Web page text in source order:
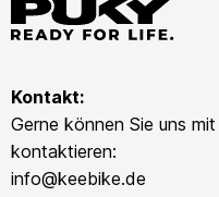
Kontakt:
Gerne können Sie uns
kontaktieren:
info@keebike.de